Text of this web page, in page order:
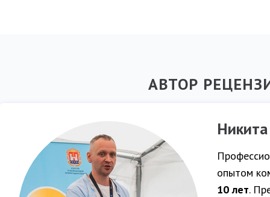
АВТОР
опытом
10 лет.